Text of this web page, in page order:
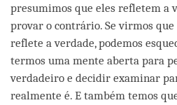
presumimos que eles refletem a
provar o contrário. Se virmos
reflete a verdade, podemos
termos uma mente aberta para
verdadeiro e decidir examinar
realmente é. E também temos